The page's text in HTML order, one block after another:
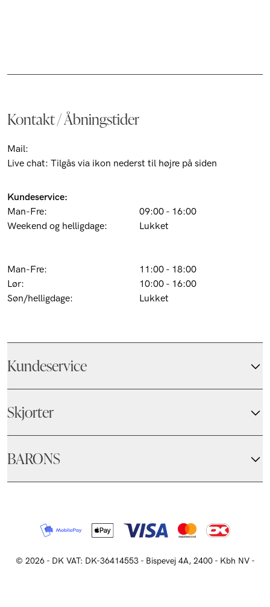
Kontakt / Åbningstider
Mail:
Live chat: Tilgås via ikon nederst til højre på siden
Kundeservice:
Man-Fre:
Weekend og helligdage:
Man-Fre:
Lør:
Søn/helligdage:
09:00 - 16:00
Lukket
11:00 - 18:00
10:00 - 16:00
Lukket
Kundeservice
Skjorter
BARONS
© 2026 - DK VAT: DK-36414553 - Bispevej 4A, 2400 - Kbh NV -